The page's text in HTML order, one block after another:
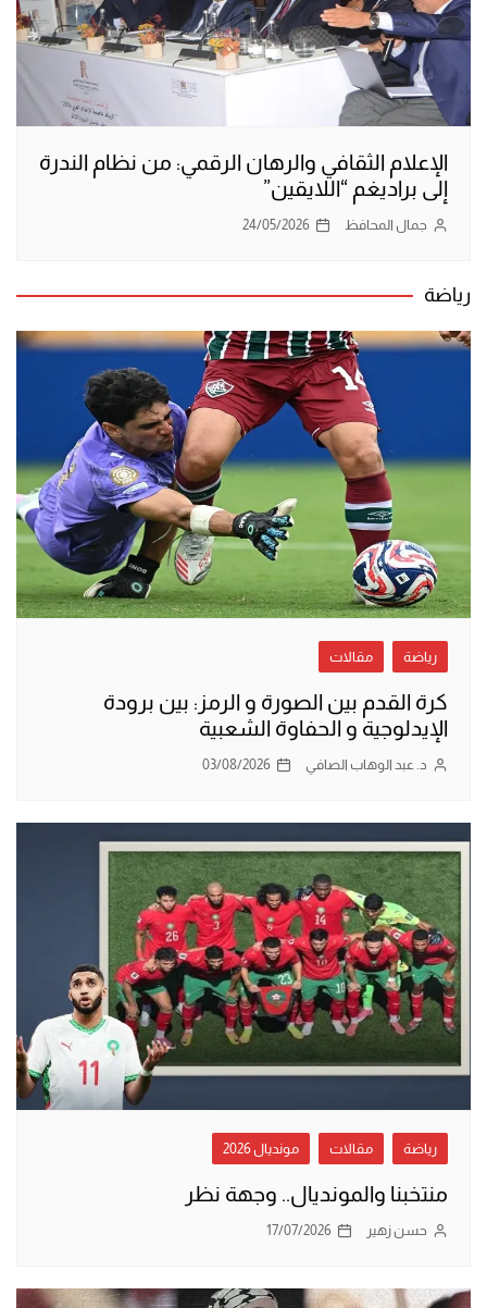
الإعلام الثقافي والرهان الرقمي: من نظام الندرة
إلى براديغم “اللايقين”
جمال المحافظ 24/05/2026
رياضة
رياضة مقالات
كرة القدم بين الصورة و الرمز: بين برودة
الإيدلوجية و الحفاوة الشعبية
د. عبد الوهاب الصافي 03/08/2026
رياضة مقالات مونديال 2026
منتخبنا والمونديال.. وجهة نظر
حسن زهير 17/07/2026